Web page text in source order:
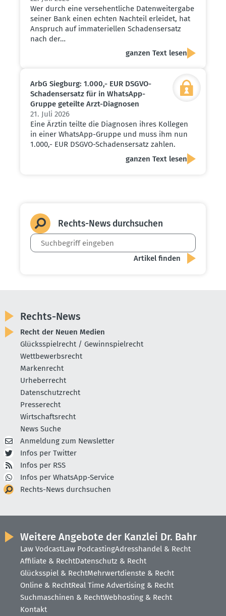
Wer durch eine versehentliche Datenweitergabe
seiner Bank einen echten Nachteil erleidet, hat
Anspruch auf immateriellen Schadensersatz
nach der…
ganzen Text lesen
ArbG Siegburg: 1.000,- EUR DSGVO-
Schadens­ersatz für in WhatsApp-
Gruppe geteilte Arzt-Diagnosen
21. Juli 2026
Eine Ärztin teilte die Diagnosen ihres Kollegen
in einer WhatsApp-Gruppe und muss ihm nun
1.000,- EUR DSGVO-Schadensersatz zahlen.
ganzen Text lesen
Rechts-News durch­suchen
Rechts-News
Recht der Neuen Medien
Glücksspielrecht / Gewinnspielrecht
Wettbewerbsrecht
Markenrecht
Urheberrecht
Datenschutzrecht
Presserecht
Wirtschaftsrecht
News Suche
Anmeldung zum Newsletter
Infos per Twitter
Infos per RSS
Infos per WhatsApp-Service
Rechts-News durchsuchen
Weitere Angebote der Kanzlei Dr. Bahr
Law VodcastLaw PodcastingAdresshandel & Recht
Affiliate & RechtDatenschutz & Recht
Glücksspiel & RechtMehrwertdienste & Recht
Online & RechtReal Time Advertising & Recht
Suchmaschinen & RechtWebhosting & Recht
Kontakt